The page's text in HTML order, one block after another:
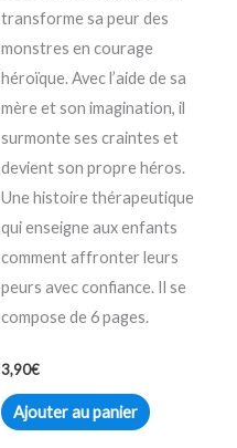
transforme sa peur des
monstres en courage
héroïque. Avec l’aide de sa
mère et son imagination, il
surmonte ses craintes et
devient son propre héros.
Une histoire thérapeutique
qui enseigne aux enfants
comment affronter leurs
peurs avec confiance. Il se
compose de 6 pages.
3,90€
Ajouter au panier